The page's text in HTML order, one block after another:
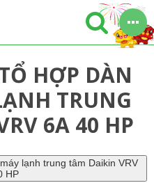
HỢP DÀN
TRUNG
6A 40 HP
lạnh trung tâm Daikin VRV
HP